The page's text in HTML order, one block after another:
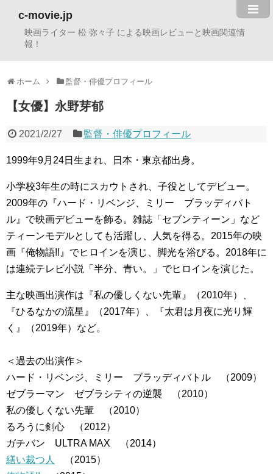
c-movie.jp
映画ライター 松 弥々子 による映画レビューと映画関連情
報！
ホーム 監督・俳優プロフィール
【女優】永野芽郁
2021/2/27 監督・俳優プロフィール
1999年9月24日生まれ、日本・東京都出身。
小学校3年生の時にスカウトされ、子役としてデビュー。
2009年の『ハード・リベンジ、ミリー ブラッディバト
ル』で映画デビューを飾る。雑誌「セブンティーン」など
ティーンモデルとしても活躍し、人気を得る。2015年の映
画『俺物語!!』でヒロインを演じ、脚光を浴びる。2018年に
は連続テレビ小説「半分、青い。」でヒロインを演じた。
主な映画出演作は『私の優しくない先輩』（2010年）、
『ひるなかの流星』（2017年）、『太君は月夜に光り輝
く』（2019年）など。
＜過去の出演作＞
ハード・リベンジ、ミリー ブラッディバトル （2009）
ゼブラーマン ゼブラシティの逆襲 （2010）
私の優しくない先輩 （2010）
るろうに剣心 （2012）
ガチバン ULTRA MAX （2014）
繕い裁つ人
（2015）